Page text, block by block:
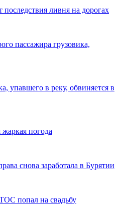
ливня на дорогах
пассажира грузовика,
упавшего в реку, обвиняется в
жаркая погода
снова заработала в Бурятии
попал на свадьбу